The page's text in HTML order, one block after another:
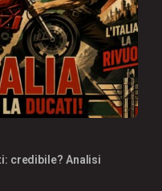
credibile? Analisi